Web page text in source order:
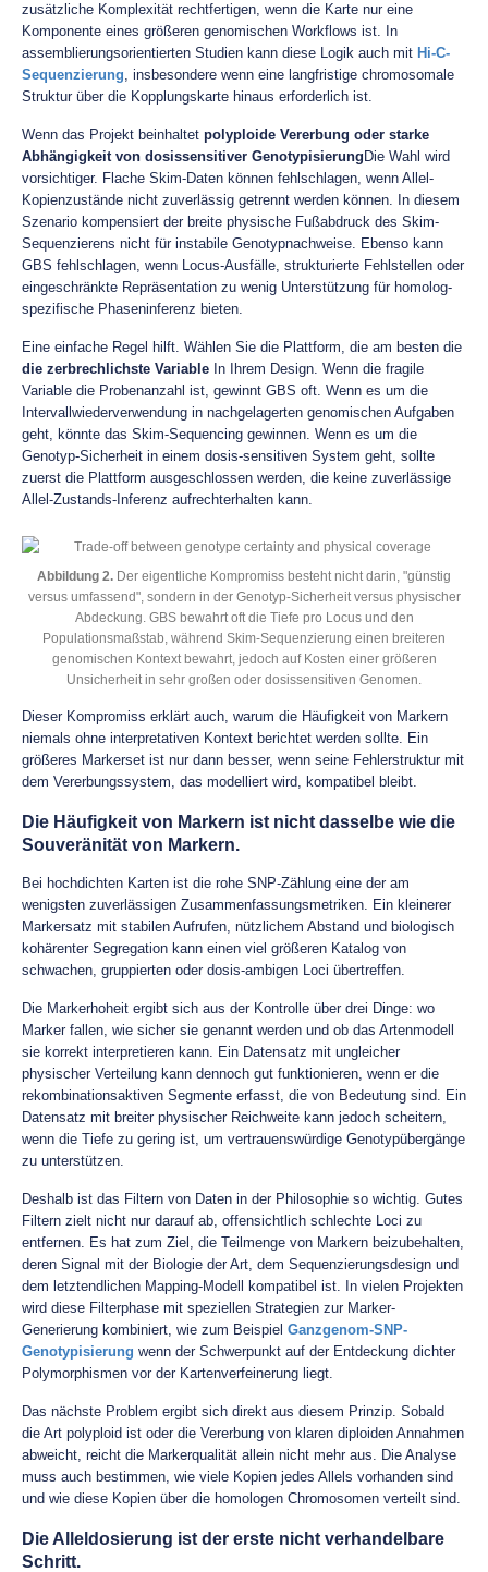
zusätzliche Komplexität rechtfertigen, wenn die Karte nur eine
Komponente eines größeren genomischen Workflows ist. In
assemblierungsorientierten Studien kann diese Logik auch mit Hi-C-
Sequenzierung, insbesondere wenn eine langfristige chromosomale
Struktur über die Kopplungskarte hinaus erforderlich ist.
Wenn das Projekt beinhaltet polyploide Vererbung oder starke
Abhängigkeit von dosissensitiver Genotypisierung Die Wahl wird
vorsichtiger. Flache Skim-Daten können fehlschlagen, wenn Allel-
Kopienzustände nicht zuverlässig getrennt werden können. In diesem
Szenario kompensiert der breite physische Fußabdruck des Skim-
Sequenzierens nicht für instabile Genotypnachweise. Ebenso kann
GBS fehlschlagen, wenn Locus-Ausfälle, strukturierte Fehlstellen oder
eingeschränkte Repräsentation zu wenig Unterstützung für homolog-
spezifische Phaseninferenz bieten.
Eine einfache Regel hilft. Wählen Sie die Plattform, die am besten die
die zerbrechlichste Variable In Ihrem Design. Wenn die fragile
Variable die Probenanzahl ist, gewinnt GBS oft. Wenn es um die
Intervallwiederverwendung in nachgelagerten genomischen Aufgaben
geht, könnte das Skim-Sequencing gewinnen. Wenn es um die
Genotyp-Sicherheit in einem dosis-sensitiven System geht, sollte
zuerst die Plattform ausgeschlossen werden, die keine zuverlässige
Allel-Zustands-Inferenz aufrechterhalten kann.
Abbildung 2. Der eigentliche Kompromiss besteht nicht darin, "günstig
versus umfassend", sondern in der Genotyp-Sicherheit versus physischer
Abdeckung. GBS bewahrt oft die Tiefe pro Locus und den
Populationsmaßstab, während Skim-Sequenzierung einen breiteren
genomischen Kontext bewahrt, jedoch auf Kosten einer größeren
Unsicherheit in sehr großen oder dosissensitiven Genomen.
Dieser Kompromiss erklärt auch, warum die Häufigkeit von Markern
niemals ohne interpretativen Kontext berichtet werden sollte. Ein
größeres Markerset ist nur dann besser, wenn seine Fehlerstruktur mit
dem Vererbungssystem, das modelliert wird, kompatibel bleibt.
Die Häufigkeit von Markern ist nicht dasselbe wie die
Souveränität von Markern.
Bei hochdichten Karten ist die rohe SNP-Zählung eine der am
wenigsten zuverlässigen Zusammenfassungsmetriken. Ein kleinerer
Markersatz mit stabilen Aufrufen, nützlichem Abstand und biologisch
kohärenter Segregation kann einen viel größeren Katalog von
schwachen, gruppierten oder dosis-ambigen Loci übertreffen.
Die Markerhoheit ergibt sich aus der Kontrolle über drei Dinge: wo
Marker fallen, wie sicher sie genannt werden und ob das Artenmodell
sie korrekt interpretieren kann. Ein Datensatz mit ungleicher
physischer Verteilung kann dennoch gut funktionieren, wenn er die
rekombinationsaktiven Segmente erfasst, die von Bedeutung sind. Ein
Datensatz mit breiter physischer Reichweite kann jedoch scheitern,
wenn die Tiefe zu gering ist, um vertrauenswürdige Genotypübergänge
zu unterstützen.
Deshalb ist das Filtern von Daten in der Philosophie so wichtig. Gutes
Filtern zielt nicht nur darauf ab, offensichtlich schlechte Loci zu
entfernen. Es hat zum Ziel, die Teilmenge von Markern beizubehalten,
deren Signal mit der Biologie der Art, dem Sequenzierungsdesign und
dem letztendlichen Mapping-Modell kompatibel ist. In vielen Projekten
wird diese Filterphase mit speziellen Strategien zur Marker-
Generierung kombiniert, wie zum Beispiel Ganzgenom-SNP-
Genotypisierung wenn der Schwerpunkt auf der Entdeckung dichter
Polymorphismen vor der Kartenverfeinerung liegt.
Das nächste Problem ergibt sich direkt aus diesem Prinzip. Sobald
die Art polyploid ist oder die Vererbung von klaren diploiden Annahmen
abweicht, reicht die Markerqualität allein nicht mehr aus. Die Analyse
muss auch bestimmen, wie viele Kopien jedes Allels vorhanden sind
und wie diese Kopien über die homologen Chromosomen verteilt sind.
Die Alleldosierung ist der erste nicht verhandelbare
Schritt.